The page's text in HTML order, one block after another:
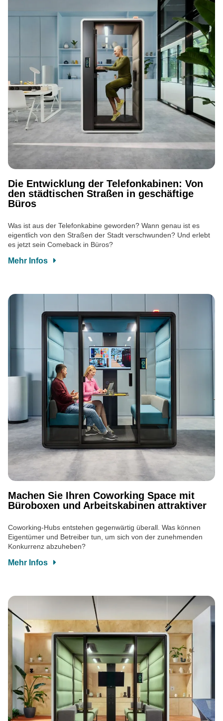
Die Entwicklung der Telefonkabinen: Von
den städtischen Straßen in geschäftige
Büros
Was ist aus der Telefonkabine geworden? Wann genau ist es
eigentlich von den Straßen der Stadt verschwunden? Und erlebt
es jetzt sein Comeback in Büros?
Mehr Infos
Machen Sie Ihren Coworking Space mit
Büroboxen und Arbeitskabinen attraktiver
Coworking-Hubs entstehen gegenwärtig überall. Was können
Eigentümer und Betreiber tun, um sich von der zunehmenden
Konkurrenz abzuheben?
Mehr Infos